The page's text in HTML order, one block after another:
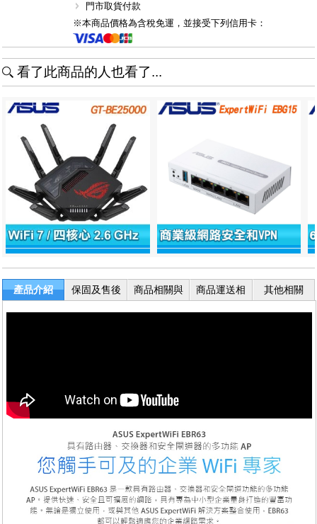
門市取貨付款
※本商品價格為含稅免運，並接受下列信用卡：
看了此商品的人也看了...
產品介紹
保固及售後
服務
商品相關與
退換貨
商品運送相
關
其他相關